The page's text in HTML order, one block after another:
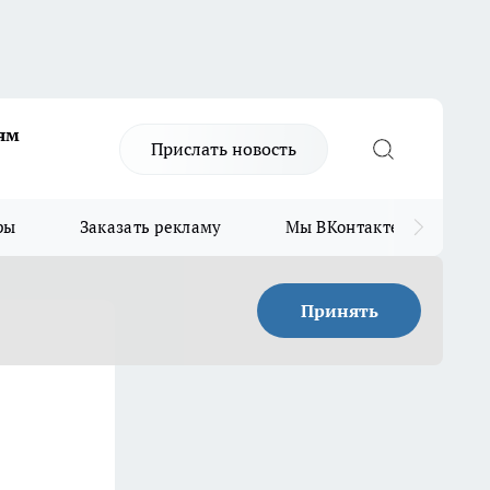
Прислать новость
Заказать рекламу Мы ВКонтакте
Принять